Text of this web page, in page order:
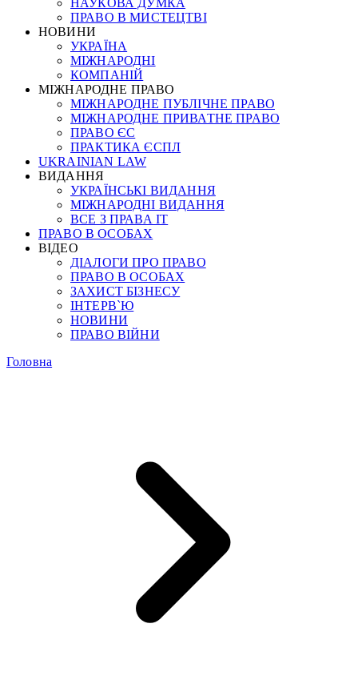
НАУКОВА ДУМКА
ПРАВО В МИСТЕЦТВІ
НОВИНИ
УКРАЇНА
МІЖНАРОДНІ
КОМПАНІЙ
МІЖНАРОДНЕ ПРАВО
МІЖНАРОДНЕ ПУБЛІЧНЕ ПРАВО
МІЖНАРОДНЕ ПРИВАТНЕ ПРАВО
ПРАВО ЄС
ПРАКТИКА ЄСПЛ
UKRAINIAN LAW
ВИДАННЯ
УКРАЇНСЬКІ ВИДАННЯ
МІЖНАРОДНІ ВИДАННЯ
ВСЕ З ПРАВА ІТ
ПРАВО В ОСОБАХ
ВІДЕО
ДІАЛОГИ ПРО ПРАВО
ПРАВО В ОСОБАХ
ЗАХИСТ БІЗНЕСУ
ІНТЕРВ`Ю
НОВИНИ
ПРАВО ВІЙНИ
Головна